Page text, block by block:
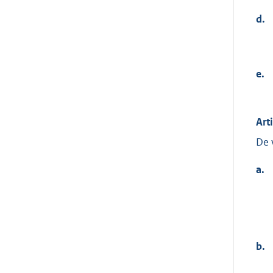
d.
e.
De
a.
b.